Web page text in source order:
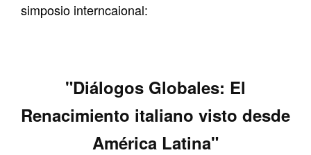
simposio interncaional:
"Diálogos Globales: El
Renacimiento italiano visto desde
América Latina"